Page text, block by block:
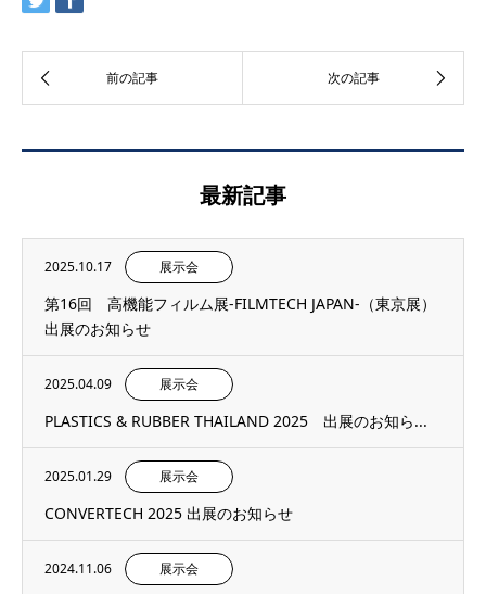
最新記事
2025.10.17 展示会
第16回 高機能フィルム展-FILMTECH JAPAN-（東京展）
出展のお知らせ
2025.04.09 展示会
PLASTICS & RUBBER THAILAND 2025 出展のお知ら...
2025.01.29 展示会
CONVERTECH 2025 出展のお知らせ
2024.11.06 展示会